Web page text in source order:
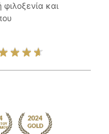
και